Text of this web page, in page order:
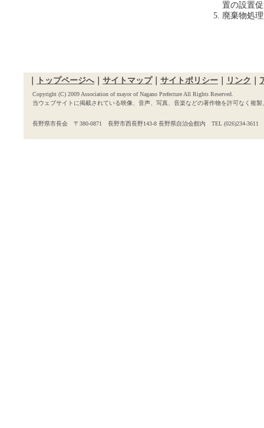
置の設置
廃棄物処
トップページへ サイトマップ｜ サイトポリシー リンク
Copyright (C) 2009 Association of mayor of Nagano Prefecture All Rights Reserved.
当ウェブサイトに掲載されている映像、音声、写真、音楽などの著作物を許可なく複
長野県市長会 〒380-0871 長野市西長野143-8 長野県自治会館内 TEL (026)234-3611